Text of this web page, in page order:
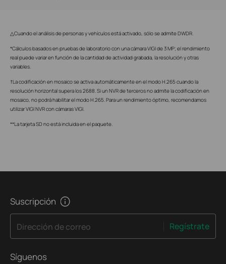
△Cuando el análisis de personas y vehículos está activado, sólo se admite DWDR.
*Cálculos basados en pruebas de laboratorio con una cámara VIGI de 3 MP; el rendimiento
real puede variar en función de la cantidad de actividad grabada, la resolución y otras
variables.
†La codificación en mosaico se activa automáticamente en el modo H.265 cuando la
resolución horizontal supera los 2688. Si un NVR de terceros no admite la codificación en
mosaico, no podrá habilitar el modo H.265. Para un rendimiento óptimo, recomendamos
utilizar VIGI NVR con cámaras VIGI.
**La tarjeta SD no está incluida en el paquete.
Suscripción
Dirección de correo Regístrate
Síguenos